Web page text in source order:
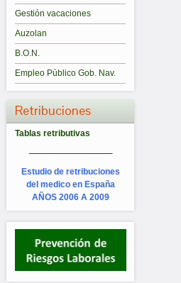
Gestión vacaciones
Auzolan
B.O.N.
Empleo Público Gob. Nav.
Retribuciones
Tablas retributivas
Estudio de retribuciones
del medico en España
AÑOS 2006 A 2009